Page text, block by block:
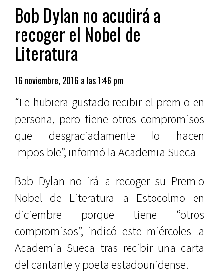
Bob Dylan no acudirá a
recoger el Nobel de
Literatura
16 noviembre, 2016 a las 1:46 pm
“Le hubiera gustado recibir el premio en
persona, pero tiene otros compromisos
que desgraciadamente lo hacen
imposible”, informó la Academia Sueca.
Bob Dylan no irá a recoger su Premio
Nobel de Literatura a Estocolmo en
diciembre porque tiene “otros
compromisos”, indicó este miércoles la
Academia Sueca tras recibir una carta
del cantante y poeta estadounidense.